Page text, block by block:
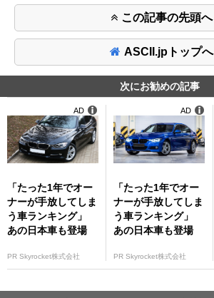
この記事の先頭へ
ASCII.jpトップへ
次にお勧めの記事
「たった1年でオー
ナーが手放してしま
う車ランキング」
あの日本車も登場
PR Skyrocket株式会社
AD
「たった1年でオー
ナーが手放してしま
う車ランキング」
あの日本車も登場
PR Skyrocket株式会社
AD